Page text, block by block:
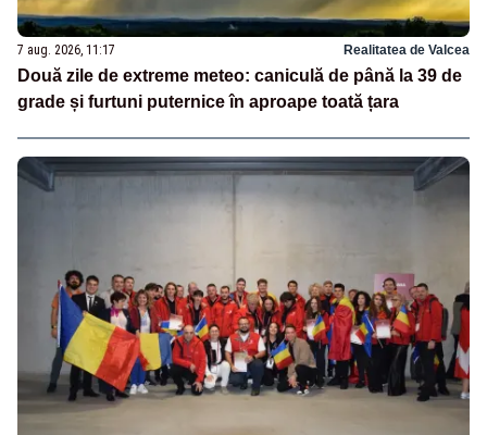
7 aug. 2026, 11:17 Realitatea de Valcea
Două zile de extreme meteo: caniculă de până la 39 de
grade și furtuni puternice în aproape toată țara